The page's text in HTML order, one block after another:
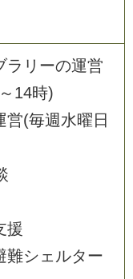
ラリーの運営
14時)
営(毎週水曜日
援
難シェルター